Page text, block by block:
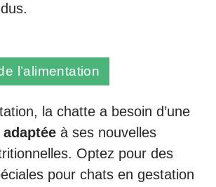
l’alimentation
la chatte a besoin d’une
à ses nouvelles
Optez pour des
pour chats en gestation